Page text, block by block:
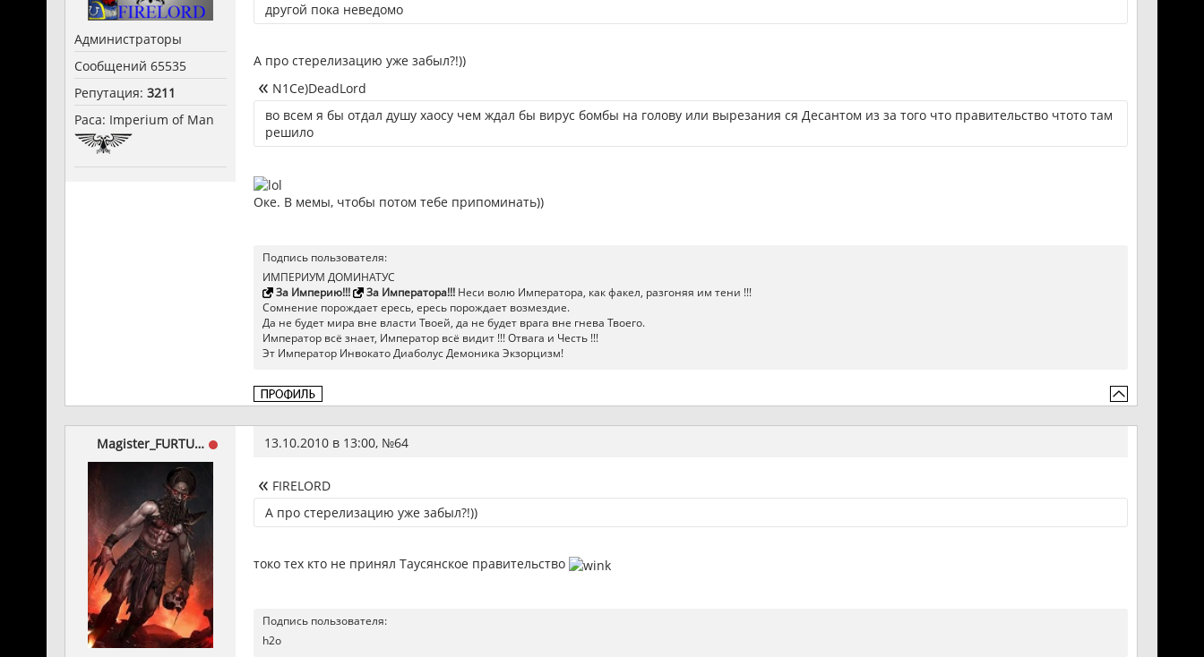
Администраторы
Сообщений 65535
Репутация: 3211
Раса: Imperium of Man
другой пока неведомо
А про стерелизацию уже забыл?!))
N1Ce)DeadLord
во всем я бы отдал душу хаосу чем ждал бы вирус бомбы на голову или вырезания ся Десантом из за того что правительство чтото там
решило
Оке. В мемы, чтобы потом тебе припоминать))
Подпись пользователя:
ИМПЕРИУМ ДОМИНАТУС
За Империю!!!
За Императора!!!Неси волю Императора, как факел, разгоняя им тени !!!
Сомнение порождает ересь, ересь порождает возмездие.
Да не будет мира вне власти Твоей, да не будет врага вне гнева Твоего.
Император всё знает, Император всё видит !!! Отвага и Честь !!!
Эт Император Инвокато Диаболус Демоника Экзорцизм!
Magister_FURTUM 13.10.2010 в 13:00, №64
FIRELORD
А про стерелизацию уже забыл?!))
токо тех кто не принял Таусянское правительство
Подпись пользователя:
h2o